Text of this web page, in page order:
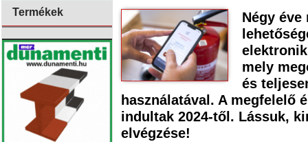
Termékek
Négy éve
mely
és
használatával. A megfelelő
indultak 2024-től. Lássuk,
elvégzése!